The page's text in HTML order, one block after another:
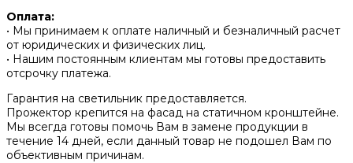
Оплата:
• Мы принимаем к оплате наличный и безналичный расчет
от юридических и физических лиц.
• Нашим постоянным клиентам мы готовы предоставить
отсрочку платежа.
Гарантия на светильник предоставляется.
Прожектор крепится на фасад на статичном кронштейне.
Мы всегда готовы помочь Вам в замене продукции в
течение 14 дней, если данный товар не подошел Вам по
объективным причинам.